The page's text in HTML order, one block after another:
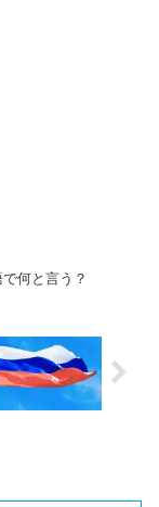
で何と言う？